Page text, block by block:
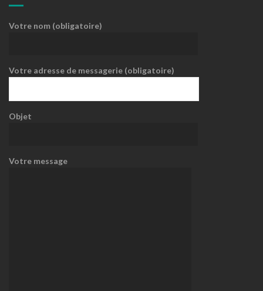
Votre nom (obligatoire)
Votre adresse de messagerie (obligatoire)
Objet
Votre message